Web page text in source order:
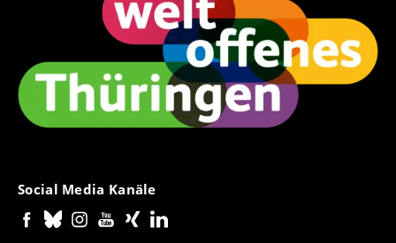
Social Media Kanäle